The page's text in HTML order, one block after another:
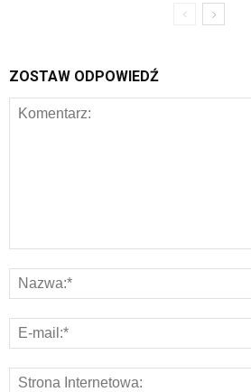
ZOSTAW ODPOWIEDŹ